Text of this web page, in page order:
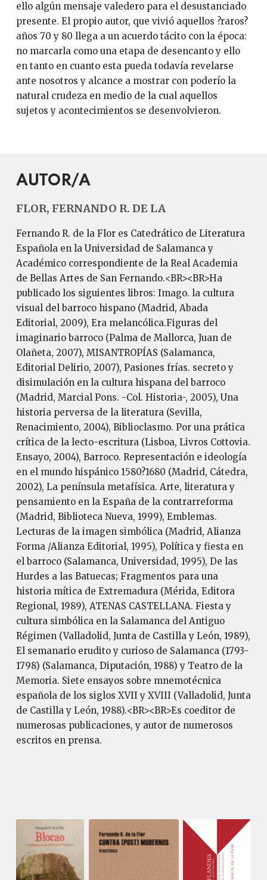
ello algún mensaje valedero para el desustanciado
presente. El propio autor, que vivió aquellos ?raros?
años 70 y 80 llega a un acuerdo tácito con la época:
no marcarla como una etapa de desencanto y ello
en tanto en cuanto esta pueda todavía revelarse
ante nosotros y alcance a mostrar con poderío la
natural crudeza en medio de la cual aquellos
sujetos y acontecimientos se desenvolvieron.
AUTOR/A
FLOR, FERNANDO R. DE LA
Fernando R. de la Flor es Catedrático de Literatura
Española en la Universidad de Salamanca y
Académico correspondiente de la Real Academia
de Bellas Artes de San Fernando.<BR><BR>Ha
publicado los siguientes libros: Imago. la cultura
visual del barroco hispano (Madrid, Abada
Editorial, 2009), Era melancólica.Figuras del
imaginario barroco (Palma de Mallorca, Juan de
Olañeta, 2007), MISANTROPÍAS (Salamanca,
Editorial Delirio, 2007), Pasiones frías. secreto y
disimulación en la cultura hispana del barroco
(Madrid, Marcial Pons. -Col. Historia-, 2005), Una
historia perversa de la literatura (Sevilla,
Renacimiento, 2004), Biblioclasmo. Por una prática
crítica de la lecto-escritura (Lisboa, Livros Cottovia.
Ensayo, 2004), Barroco. Representación e ideología
en el mundo hispánico 1580?1680 (Madrid, Cátedra,
2002), La península metafísica. Arte, literatura y
pensamiento en la España de la contrarreforma
(Madrid, Biblioteca Nueva, 1999), Emblemas.
Lecturas de la imagen simbólica (Madrid, Alianza
Forma /Alianza Editorial, 1995), Política y fiesta en
el barroco (Salamanca, Universidad, 1995), De las
Hurdes a las Batuecas; Fragmentos para una
historia mítica de Extremadura (Mérida, Editora
Regional, 1989), ATENAS CASTELLANA. Fiesta y
cultura simbólica en la Salamanca del Antiguo
Régimen (Valladolid, Junta de Castilla y León, 1989),
El semanario erudito y curioso de Salamanca (1793-
1798) (Salamanca, Diputación, 1988) y Teatro de la
Memoria. Siete ensayos sobre mnemotécnica
española de los siglos XVII y XVIII (Valladolid, Junta
de Castilla y León, 1988).<BR><BR>Es coeditor de
numerosas publicaciones, y autor de numerosos
escritos en prensa.